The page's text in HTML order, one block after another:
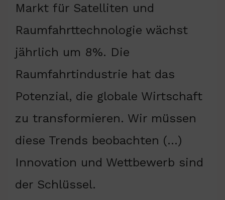
Markt für Satelliten und
Raumfahrttechnologie wächst
jährlich um 8%. Die
Raumfahrtindustrie hat das
Potenzial, die globale Wirtschaft
zu transformieren. Wir müssen
diese Trends beobachten (…)
Innovation und Wettbewerb sind
der Schlüssel.